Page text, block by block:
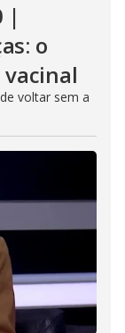
|
o
voltar sem a